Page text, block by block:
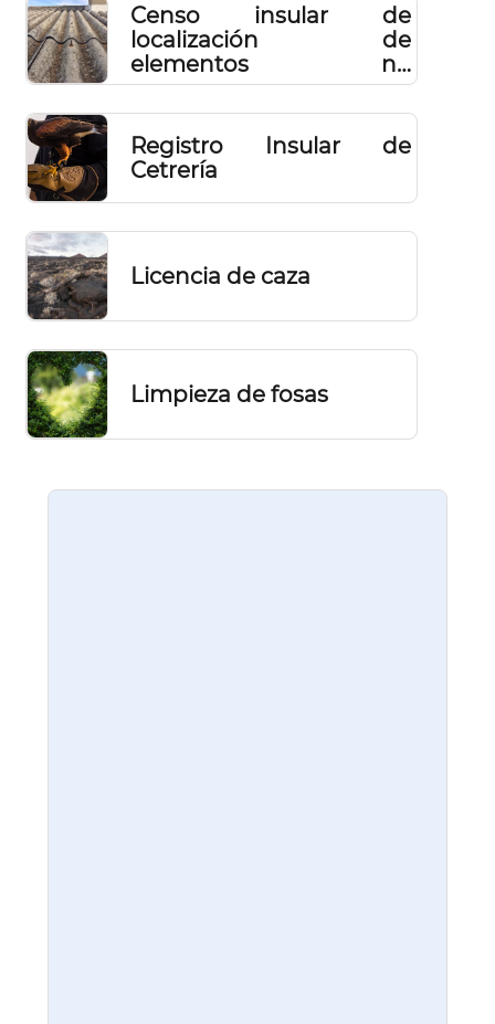
Censo insular de
localización de
elementos no
estructurales con
amianto
Registro Insular de
Cetrería
Licencia de caza
Limpieza de fosas